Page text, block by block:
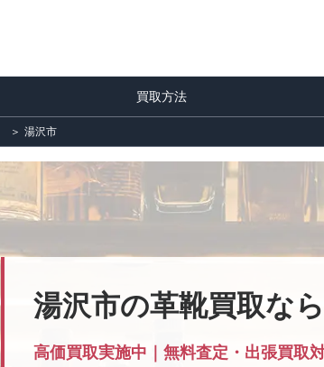
買取方法
＞ 湯沢市
湯沢市の革靴買取な
高価買取実施中｜無料査定・出張買取